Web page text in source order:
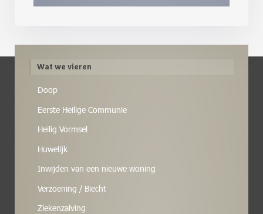
Wat we vieren
Doop
Eerste Heilige Communie
Heilig Vormsel
Huwelijk
Inwijden van een nieuwe woning
Verzoening / Biecht
Ziekenzalving